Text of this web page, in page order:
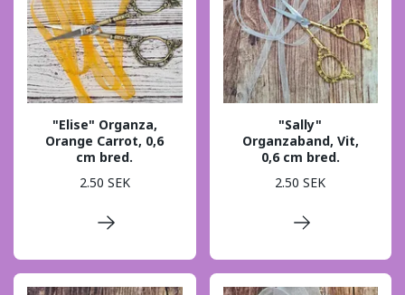
"Elise" Organza,
Orange Carrot, 0,6
cm bred.
2.50 SEK
"Sally"
Organzaband, Vit,
0,6 cm bred.
2.50 SEK